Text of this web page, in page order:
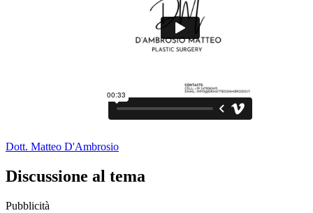
Dott. Matteo D'Ambrosio
Discussione al tema
Pubblicità